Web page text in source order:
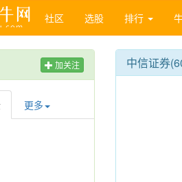
社区 选股 排行
加关注
更多
中信证券